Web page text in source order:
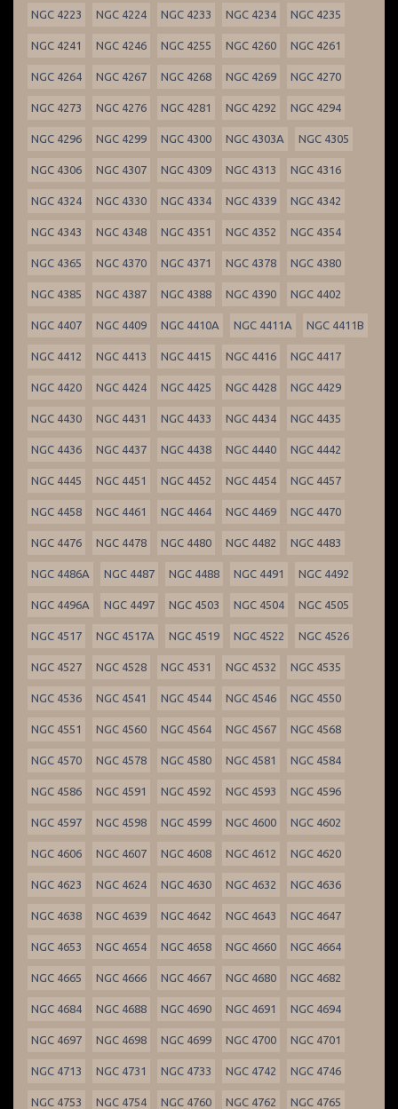
NGC 4223 NGC 4224 NGC 4233 NGC 4234 NGC 4235
NGC 4241 NGC 4246 NGC 4255 NGC 4260 NGC 4261
NGC 4264 NGC 4267 NGC 4268 NGC 4269 NGC 4270
NGC 4273 NGC 4276 NGC 4281 NGC 4292 NGC 4294
NGC 4296 NGC 4299 NGC 4300 NGC 4303A NGC 4305
NGC 4306 NGC 4307 NGC 4309 NGC 4313 NGC 4316
NGC 4324 NGC 4330 NGC 4334 NGC 4339 NGC 4342
NGC 4343 NGC 4348 NGC 4351 NGC 4352 NGC 4354
NGC 4365 NGC 4370 NGC 4371 NGC 4378 NGC 4380
NGC 4385 NGC 4387 NGC 4388 NGC 4390 NGC 4402
NGC 4407 NGC 4409 NGC 4410A NGC 4411A NGC 4411B
NGC 4412 NGC 4413 NGC 4415 NGC 4416 NGC 4417
NGC 4420 NGC 4424 NGC 4425 NGC 4428 NGC 4429
NGC 4430 NGC 4431 NGC 4433 NGC 4434 NGC 4435
NGC 4436 NGC 4437 NGC 4438 NGC 4440 NGC 4442
NGC 4445 NGC 4451 NGC 4452 NGC 4454 NGC 4457
NGC 4458 NGC 4461 NGC 4464 NGC 4469 NGC 4470
NGC 4476 NGC 4478 NGC 4480 NGC 4482 NGC 4483
NGC 4486A NGC 4487 NGC 4488 NGC 4491 NGC 4492
NGC 4496A NGC 4497 NGC 4503 NGC 4504 NGC 4505
NGC 4517 NGC 4517A NGC 4519 NGC 4522 NGC 4526
NGC 4527 NGC 4528 NGC 4531 NGC 4532 NGC 4535
NGC 4536 NGC 4541 NGC 4544 NGC 4546 NGC 4550
NGC 4551 NGC 4560 NGC 4564 NGC 4567 NGC 4568
NGC 4570 NGC 4578 NGC 4580 NGC 4581 NGC 4584
NGC 4586 NGC 4591 NGC 4592 NGC 4593 NGC 4596
NGC 4597 NGC 4598 NGC 4599 NGC 4600 NGC 4602
NGC 4606 NGC 4607 NGC 4608 NGC 4612 NGC 4620
NGC 4623 NGC 4624 NGC 4630 NGC 4632 NGC 4636
NGC 4638 NGC 4639 NGC 4642 NGC 4643 NGC 4647
NGC 4653 NGC 4654 NGC 4658 NGC 4660 NGC 4664
NGC 4665 NGC 4666 NGC 4667 NGC 4680 NGC 4682
NGC 4684 NGC 4688 NGC 4690 NGC 4691 NGC 4694
NGC 4697 NGC 4698 NGC 4699 NGC 4700 NGC 4701
NGC 4713 NGC 4731 NGC 4733 NGC 4742 NGC 4746
NGC 4753 NGC 4754 NGC 4760 NGC 4762 NGC 4765